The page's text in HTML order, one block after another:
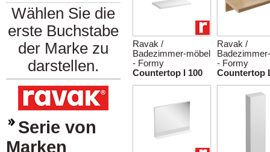
Wählen Sie die
erste Buchstabe
der Marke zu
darstellen.
Serie von
Marken
Ravak /
Badezimmer-möbel
- Formy
Countertop I 100
Ravak /
- Formy
Countertop